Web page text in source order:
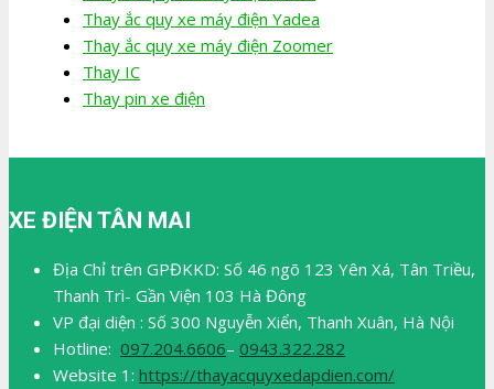
Thay ắc quy xe máy điện Yadea
Thay ắc quy xe máy điện Zoomer
Thay IC
Thay pin xe điện
XE ĐIỆN TÂN MAI
Địa Chỉ trên GPĐKKD: Số 46 ngõ 123 Yên Xá, Tân Triều,
Thanh Trì- Gần Viện 103 Hà Đông
VP đại diện : Số 300 Nguyễn Xiển, Thanh Xuân, Hà Nội
Hotline: 097.204.6606– 0943.322.282
Website 1: https://thayacquyxedapdien.com/